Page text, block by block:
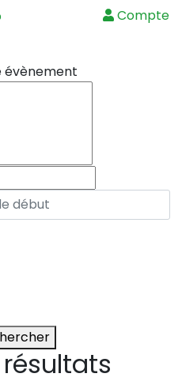
Compte
évènement